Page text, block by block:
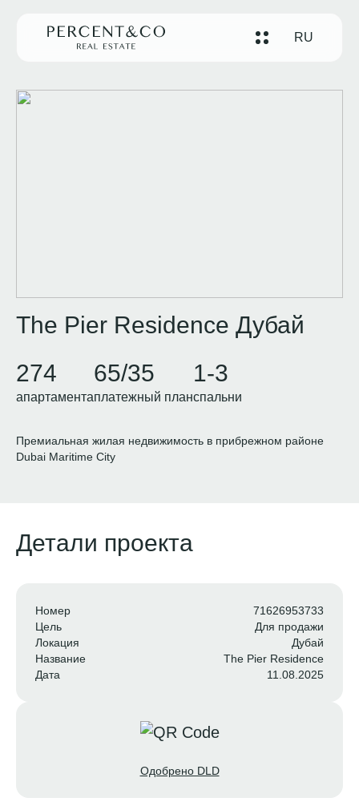
RU
The Pier Residence Дубай
274
апартамента
65/35
платежный план
1-3
спальни
Премиальная жилая недвижимость в прибрежном районе
Dubai Maritime City
Детали проекта
Номер
71626953733
Цель
Для продажи
Локация
Дубай
Название
The Pier Residence
Дата
11.08.2025
Одобрено DLD